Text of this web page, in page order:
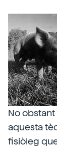
No
aquesta
fisiòleg